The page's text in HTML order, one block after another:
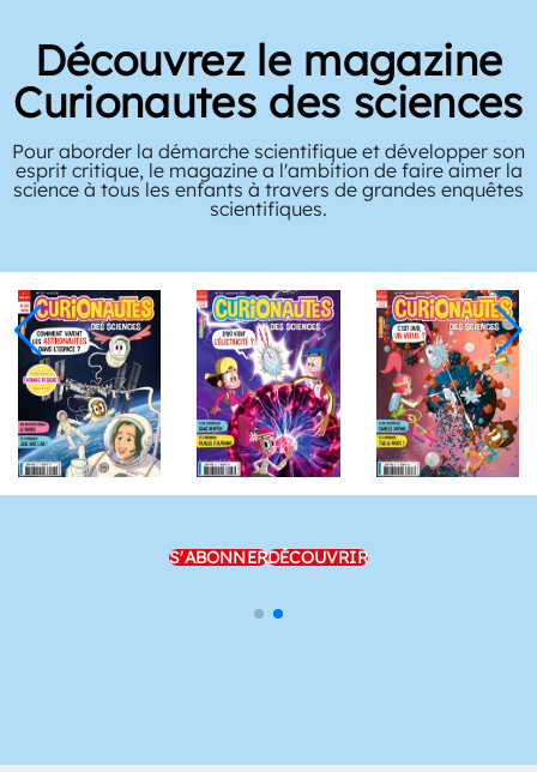
Découvrez le magazine
Curionautes des sciences
Pour aborder la démarche scientifique et développer son
esprit critique, le magazine a l'ambition de faire aimer la
science à tous les enfants à travers de grandes enquêtes
scientifiques.
S'ABONNERDÉCOUVRIR